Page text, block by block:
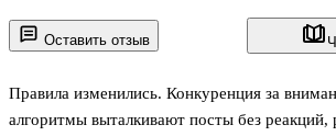
Оставить отзыв
Правила изменились. Конкуренция за
алгоритмы выталкивают посты без реакций,